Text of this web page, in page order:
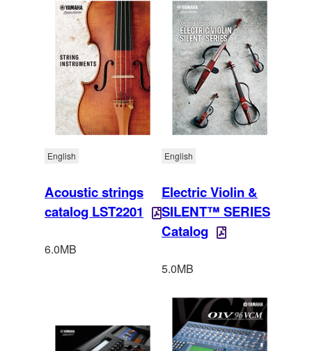
Acoustic strings
catalog LST2201
English
6.0MB
Electric Violin &
SILENT™ SERIES
Catalog
English
5.0MB